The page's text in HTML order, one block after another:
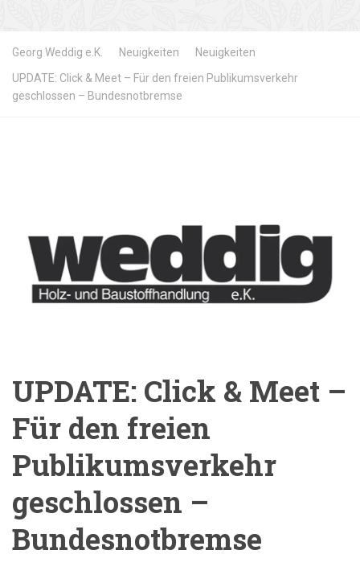
Georg Weddig e.K. Neuigkeiten
Neuigkeiten
UPDATE: Click & Meet – Für den freien Publikumsverkehr
geschlossen – Bundesnotbremse
UPDATE: Click & Meet –
Für den freien
Publikumsverkehr
geschlossen –
Bundesnotbremse